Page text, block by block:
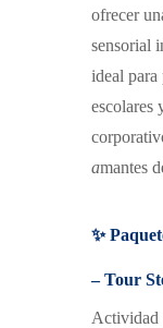
ofrecer
sensorial
ideal para
escolares
amantes
✨
– Tour
Actividad